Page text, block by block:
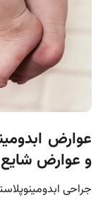
عوارض
و عوارض شایع
جراحی